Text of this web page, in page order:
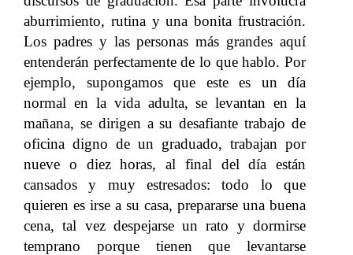
aburrimiento, rutina y una bonita frustración.
Los padres y las personas más grandes aquí
entenderán perfectamente de lo que hablo. Por
ejemplo, supongamos que este es un día
normal en la vida adulta, se levantan en la
mañana, se dirigen a su desafiante trabajo de
oficina digno de un graduado, trabajan por
nueve o diez horas, al final del día están
cansados y muy estresados: todo lo que
quieren es irse a su casa, prepararse una buena
cena, tal vez despejarse un rato y dormirse
temprano porque tienen que levantarse